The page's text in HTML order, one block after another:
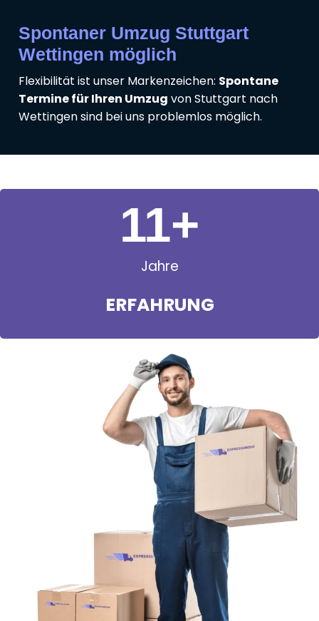
Spontaner Umzug Stuttgart
Wettingen möglich
Flexibilität ist unser Markenzeichen: Spontane
Termine für Ihren Umzug von Stuttgart nach
Wettingen sind bei uns problemlos möglich.
Jahre
ERFAHRUNG
11+